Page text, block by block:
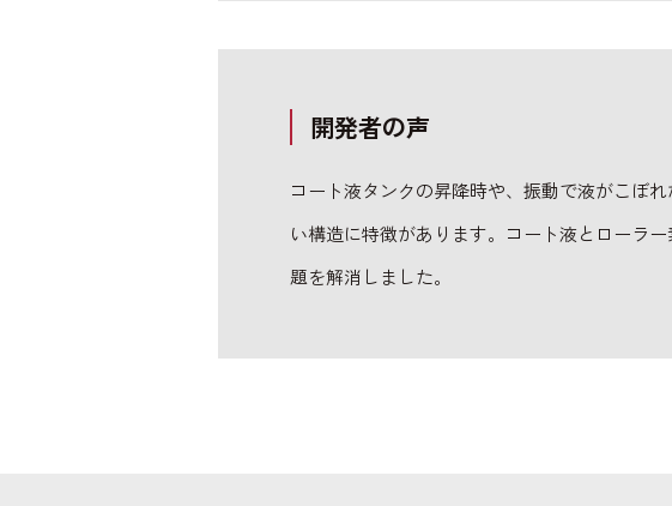
開発者の声
コート液タンクの昇降時や、振動で液がこぼ
い構造に特徴があります。コート液とローラ
題を解消しました。